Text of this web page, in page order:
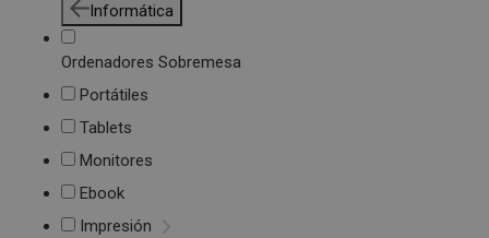
Informática
Ordenadores Sobremesa
Portátiles
Tablets
Monitores
Ebook
Impresión